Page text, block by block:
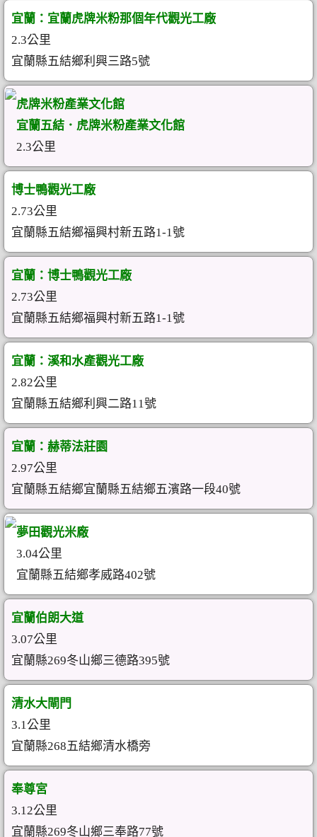
宜蘭：宜蘭虎牌米粉那個年代觀光工廠
2.3公里
宜蘭縣五結鄉利興三路5號
虎牌米粉產業文化館
宜蘭五結．虎牌米粉產業文化館
2.3公里
博士鴨觀光工廠
2.73公里
宜蘭縣五結鄉福興村新五路1-1號
宜蘭：博士鴨觀光工廠
2.73公里
宜蘭縣五結鄉福興村新五路1-1號
宜蘭：溪和水產觀光工廠
2.82公里
宜蘭縣五結鄉利興二路11號
宜蘭：赫蒂法莊園
2.97公里
宜蘭縣五結鄉宜蘭縣五結鄉五濱路一段40號
夢田觀光米廠
3.04公里
宜蘭縣五結鄉孝威路402號
宜蘭伯朗大道
3.07公里
宜蘭縣269冬山鄉三德路395號
清水大閘門
3.1公里
宜蘭縣268五結鄉清水橋旁
奉尊宮
3.12公里
宜蘭縣269冬山鄉三奉路77號